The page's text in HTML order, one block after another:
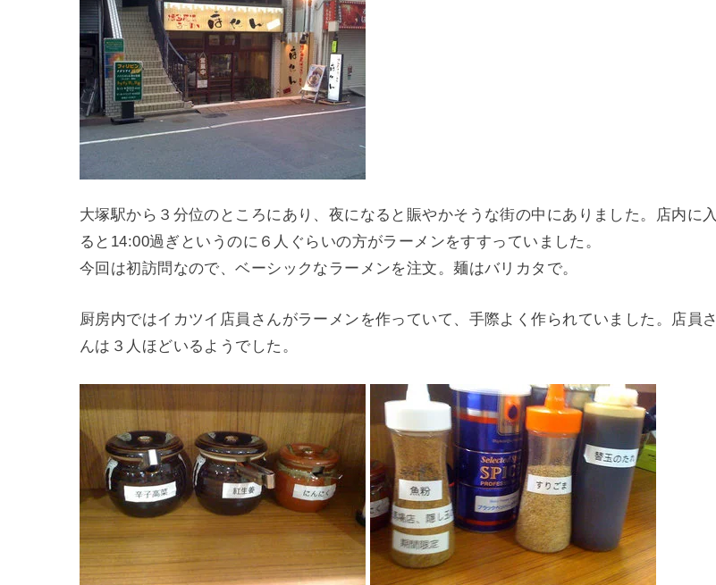
大塚駅から３分位のところにあり、夜になると賑やかそうな街の中にありました。店内に入
ると14:00過ぎというのに６人ぐらいの方がラーメンをすすっていました。
今回は初訪問なので、ベーシックなラーメンを注文。麺はバリカタで。
厨房内ではイカツイ店員さんがラーメンを作っていて、手際よく作られていました。店員さ
んは３人ほどいるようでした。